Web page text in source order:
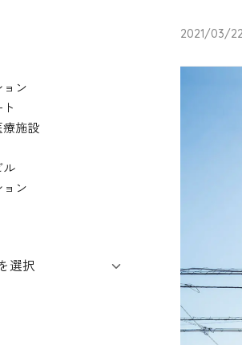
2021/03/
ン
療施設
ル
ン